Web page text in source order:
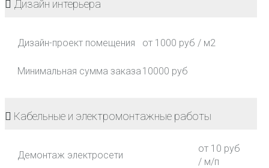
Дизайн интерьера
Дизайн-проект помещения от 1000 руб / м2
Минимальная сумма заказа 10000 руб
Кабельные и электромонтажные работы
Демонтаж электросети
от 10 руб
/ м/п